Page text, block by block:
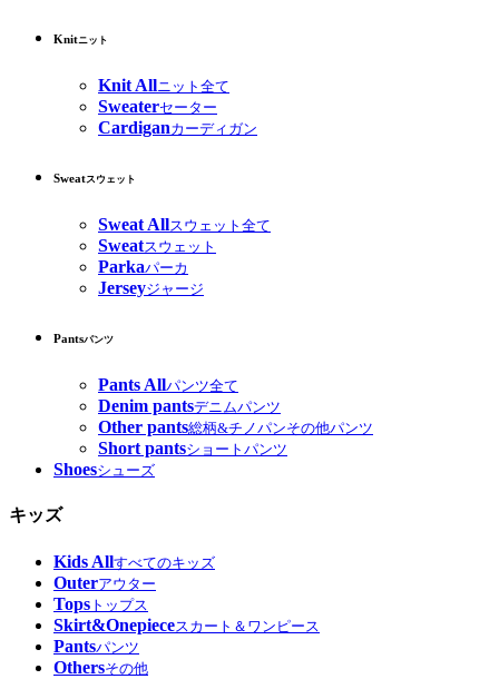
Knitニット
Knit Allニット全て
Sweaterセーター
Cardiganカーディガン
Sweatスウェット
Sweat Allスウェット全て
Sweatスウェット
Parkaパーカ
Jerseyジャージ
Pantsパンツ
Pants Allパンツ全て
Denim pantsデニムパンツ
Other pants総柄&チノパンその他パンツ
Short pantsショートパンツ
Shoesシューズ
キッズ
Kids Allすべてのキッズ
Outerアウター
Tops トップス
Skirt&Onepieceスカート＆ワンピース
Pantsパンツ
Othersその他